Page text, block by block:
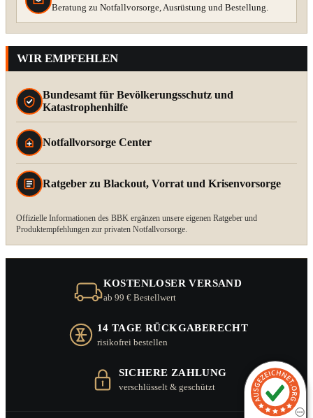
Beratung zu Notfallvorsorge, Ausrüstung und Bestellung.
WIR EMPFEHLEN
Bundesamt für Bevölkerungsschutz und
Katastrophenhilfe
Notfallvorsorge Center
Ratgeber zu Blackout, Vorrat und Krisenvorsorge
Offizielle Informationen des BBK ergänzen unsere eigenen Ratgeber und
Produktempfehlungen zur privaten Notfallvorsorge.
KOSTENLOSER VERSAND
ab 99 € Bestellwert
14 TAGE RÜCKGABERECHT
risikofrei bestellen
SICHERE ZAHLUNG
verschlüsselt & geschützt